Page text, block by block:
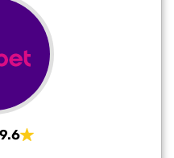
9.6